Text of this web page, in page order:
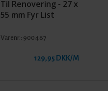
Til Renovering - 27 x
55 mm Fyr List
Varenr.: 900467
129,95 DKK/M